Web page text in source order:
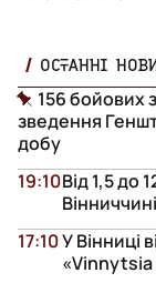
ОСТАННІ
156 бойових
зведення
добу
Від 1,5 до
19:10
У Вінниці
«Vinnytsia
17:10